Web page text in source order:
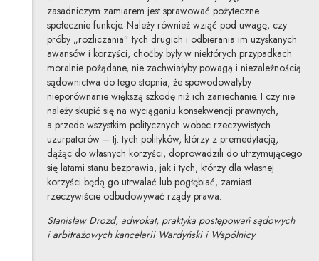
zasadniczym zamiarem jest sprawować pożyteczne
społecznie funkcje. Należy również wziąć pod uwagę, czy
próby „rozliczania” tych drugich i odbierania im uzyskanych
awansów i korzyści, choćby były w niektórych przypadkach
moralnie pożądane, nie zachwiałyby powagą i niezależnością
sądownictwa do tego stopnia, że spowodowałyby
nieporównanie większą szkodę niż ich zaniechanie. I czy nie
należy skupić się na wyciąganiu konsekwencji prawnych,
a przede wszystkim politycznych wobec rzeczywistych
uzurpatorów – tj. tych polityków, którzy z premedytacją,
dążąc do własnych korzyści, doprowadzili do utrzymującego
się latami stanu bezprawia, jak i tych, którzy dla własnej
korzyści będą go utrwalać lub pogłębiać, zamiast
rzeczywiście odbudowywać rządy prawa.
Stanisław Drozd, adwokat, praktyka postępowań sądowych
i arbitrażowych kancelarii Wardyński i Wspólnicy